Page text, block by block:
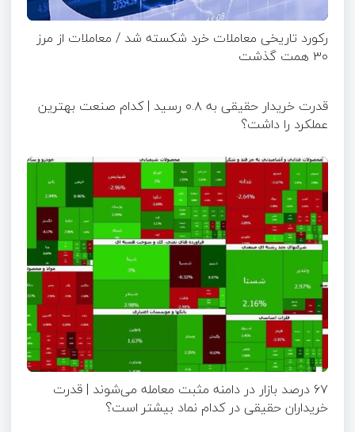
رکورد تاریخی معاملات خرد شکسته شد / معاملات از مرز
۳۰ همت گذشت
قدرت خریدار حقیقی به ۰.۸ رسید | کدام صنعت بهترین
عملکرد را داشت؟
۶۷ درصد بازار در دامنه مثبت معامله می‌شوند | قدرت
خریداران حقیقی در کدام نماد بیشتر است؟